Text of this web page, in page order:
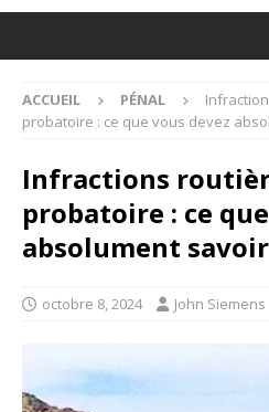
ACCUEIL PÉNAL
probatoire : ce que vous devez
Infractions
probatoire : ce
absolument savoir
octobre 8, 2024 John Siemens